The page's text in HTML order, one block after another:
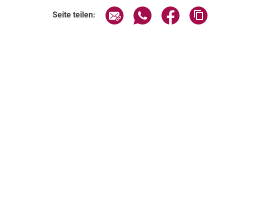
Seite teilen: Seite über E-Mail teilen
Seite über WhatsApp teilen
Seite über Facebook